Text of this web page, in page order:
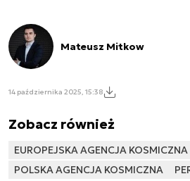
Mateusz Mitkow
14 października 2025, 15:38
Zobacz również
EUROPEJSKA AGENCJA KOSMICZNA
POLSKA AGENCJA KOSMICZNA